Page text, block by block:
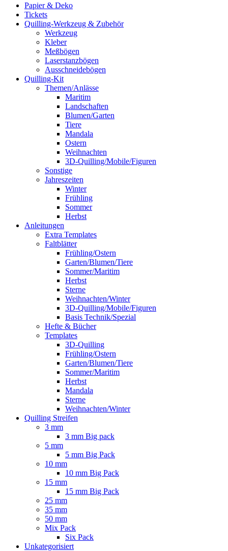
Papier & Deko
Tickets
Quilling-Werkzeug & Zubehör
Werkzeug
Kleber
Meßbögen
Laserstanzbögen
Ausschneidebögen
Quilling-Kit
Themen/Anlässe
Maritim
Landschaften
Blumen/Garten
Tiere
Mandala
Ostern
Weihnachten
3D-Quilling/Mobile/Figuren
Sonstige
Jahreszeiten
Winter
Frühling
Sommer
Herbst
Anleitungen
Extra Templates
Faltblätter
Frühling/Ostern
Garten/Blumen/Tiere
Sommer/Maritim
Herbst
Sterne
Weihnachten/Winter
3D-Quilling/Mobile/Figuren
Basis Technik/Spezial
Hefte & Bücher
Templates
3D-Quilling
Frühling/Ostern
Garten/Blumen/Tiere
Sommer/Maritim
Herbst
Mandala
Sterne
Weihnachten/Winter
Quilling Streifen
3 mm
3 mm Big pack
5 mm
5 mm Big Pack
10 mm
10 mm Big Pack
15 mm
15 mm Big Pack
25 mm
35 mm
50 mm
Mix Pack
Six Pack
Unkategorisiert